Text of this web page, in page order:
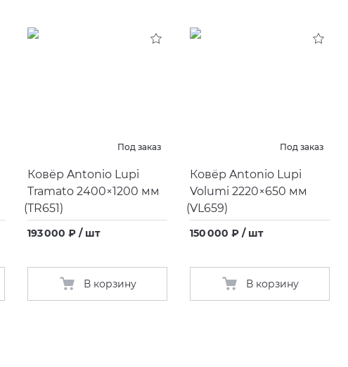
Под заказ
Ковёр Antonio Lupi
Tramato 2400×1200 мм
(TR651)
193 000 ₽ / шт
В корзину
Под заказ
Ковёр Antonio Lupi
Volumi 2220×650 мм
(VL659)
150 000 ₽ / шт
В корзину